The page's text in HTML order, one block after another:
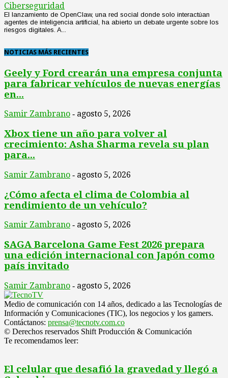
Ciberseguridad
El lanzamiento de OpenClaw, una red social donde solo interactúan
agentes de inteligencia artificial, ha abierto un debate urgente sobre los
riesgos digitales. A...
NOTICIAS MÁS RECIENTES
Geely y Ford crearán una empresa conjunta
para fabricar vehículos de nuevas energías
en...
Samir Zambrano - agosto 5, 2026
Xbox tiene un año para volver al
crecimiento: Asha Sharma revela su plan
para...
Samir Zambrano - agosto 5, 2026
¿Cómo afecta el clima de Colombia al
rendimiento de un vehículo?
Samir Zambrano - agosto 5, 2026
SAGA Barcelona Game Fest 2026 prepara
una edición internacional con Japón como
país invitado
Samir Zambrano - agosto 5, 2026
Medio de comunicación con 14 años, dedicado a las Tecnologías de
Información y Comunicaciones (TIC), los negocios y los gamers.
Contáctanos: prensa@tecnotv.com.co
© Derechos reservados Shift Producción & Comunicación
Te recomendamos leer:
El celular que desafió la gravedad y llegó a